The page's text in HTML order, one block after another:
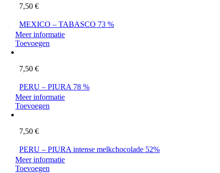
7,50€
MEXICO – TABASCO 73 %
Meer informatie
Toevoegen
7,50€
PERU – PIURA 78 %
Meer informatie
Toevoegen
7,50€
PERU – PIURA intense melkchocolade 52%
Meer informatie
Toevoegen